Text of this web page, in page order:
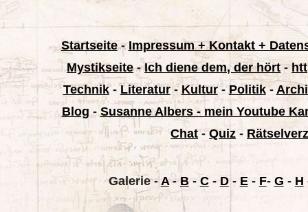
Startseite-Impressum + Kontakt +
Mystikseite-Ich diene dem, der hört-
Technik-Literatur-Kultur- Politik-
Blog-Susanne Albers - mein Youtube
Chat-Quiz -
Galerie- A-B- C- D- E- F- G - H